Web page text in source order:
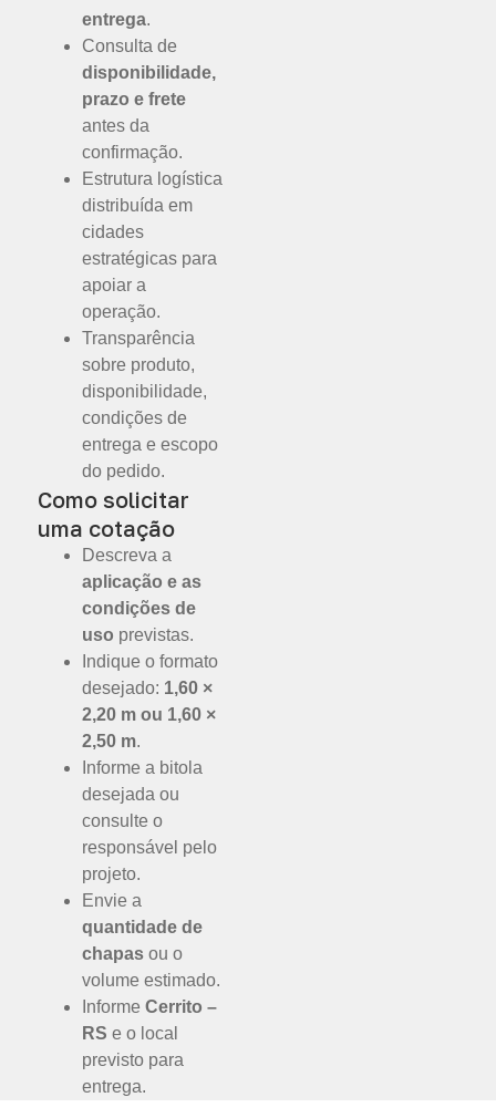
entrega.
Consulta de
disponibilidade,
prazo e frete
antes da
confirmação.
Estrutura logística
distribuída em
cidades
estratégicas para
apoiar a
operação.
Transparência
sobre produto,
disponibilidade,
condições de
entrega e escopo
do pedido.
Como solicitar
uma cotação
Descreva a
aplicação e as
condições de
uso previstas.
Indique o formato
desejado: 1,60 ×
2,20 m ou 1,60 ×
2,50 m.
Informe a bitola
desejada ou
consulte o
responsável pelo
projeto.
Envie a
quantidade de
chapas ou o
volume estimado.
Informe Cerrito –
RS e o local
previsto para
entrega.